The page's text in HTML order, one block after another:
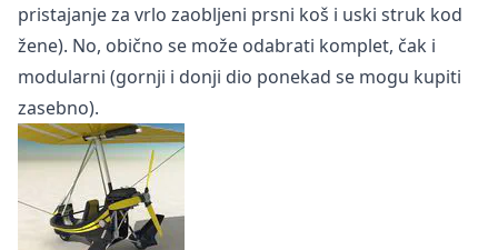
pristajanje za vrlo zaobljeni prsni koš i uski struk kod
žene). No, obično se može odabrati komplet, čak i
modularni (gornji i donji dio ponekad se mogu kupiti
zasebno).